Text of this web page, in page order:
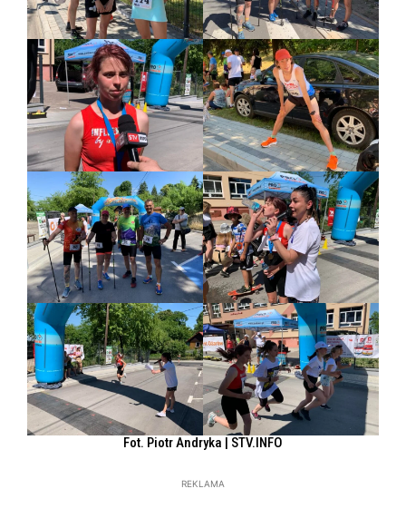
Fot. Piotr Andryka | STV.INFO
REKLAMA